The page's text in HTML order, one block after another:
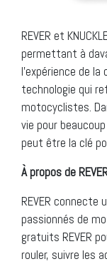
REVER et
permettant à
l’expérience de
technologie qui
motocyclistes.
vie pour
peut être la clé
À propos de
REVER connecte
passionnés de
gratuits REVER
rouler, suivre les